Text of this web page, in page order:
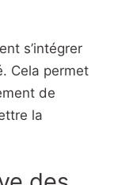
s’intégrer
Cela permet
de
la